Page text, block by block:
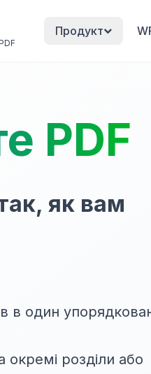
Продукт
PDF
як вам
в один
окремі розділи або